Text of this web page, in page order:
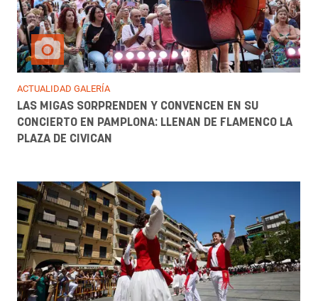
ACTUALIDAD GALERÍA
LAS MIGAS SORPRENDEN Y CONVENCEN EN SU
CONCIERTO EN PAMPLONA: LLENAN DE FLAMENCO LA
PLAZA DE CIVICAN